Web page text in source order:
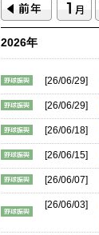
2026年
[26/06/29]
[26/06/29]
[26/06/18]
[26/06/15]
[26/06/07]
[26/06/03]